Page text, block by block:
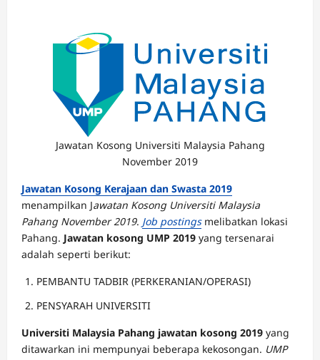
Jawatan Kosong Universiti Malaysia Pahang
November 2019
Jawatan Kosong Kerajaan dan Swasta 2019
menampilkan Jawatan Kosong Universiti Malaysia
Pahang November 2019. Job postingsmelibatkan lokasi
Pahang. Jawatan kosong UMP 2019 yang tersenarai
adalah seperti berikut:
PEMBANTU TADBIR (PERKERANIAN/OPERASI)
PENSYARAH UNIVERSITI
Universiti Malaysia Pahang jawatan kosong 2019 yang
ditawarkan ini mempunyai beberapa kekosongan. UMP